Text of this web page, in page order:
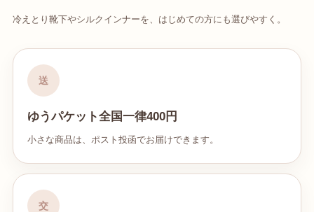
冷えとり靴下やシルクインナーを、はじめての方にも選びやすく。
送
ゆうパケット全国一律400円
小さな商品は、ポスト投函でお届けできます。
交